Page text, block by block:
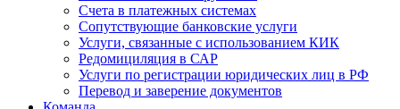
Счета в платежных системах
Сопутствующие банковские услуги
Услуги, связанные с использованием КИК
Редомициляция в САР
Услуги по регистрации юридических лиц в РФ
Перевод и заверение документов